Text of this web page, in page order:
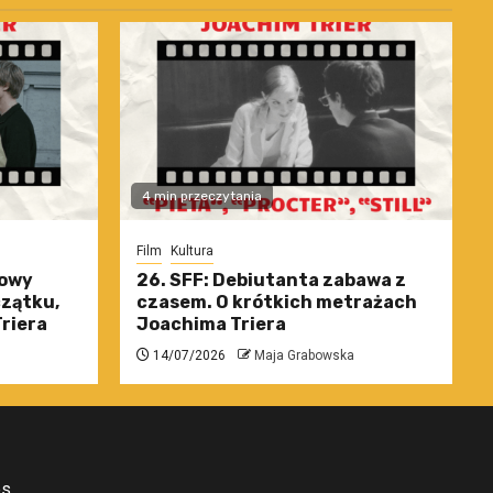
4 min przeczytania
Film Kultura
26. SFF: Debiutanta zabawa z
czasem. O krótkich metrażach
Joachima Triera
14/07/2026 Maja Grabowska